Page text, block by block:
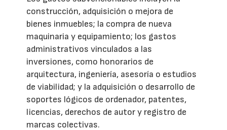
construcción, adquisición o mejora de
bienes inmuebles; la compra de nueva
maquinaria y equipamiento; los gastos
administrativos vinculados a las
inversiones, como honorarios de
arquitectura, ingeniería, asesoría o estudios
de viabilidad; y la adquisición o desarrollo de
soportes lógicos de ordenador, patentes,
licencias, derechos de autor y registro de
marcas colectivas.